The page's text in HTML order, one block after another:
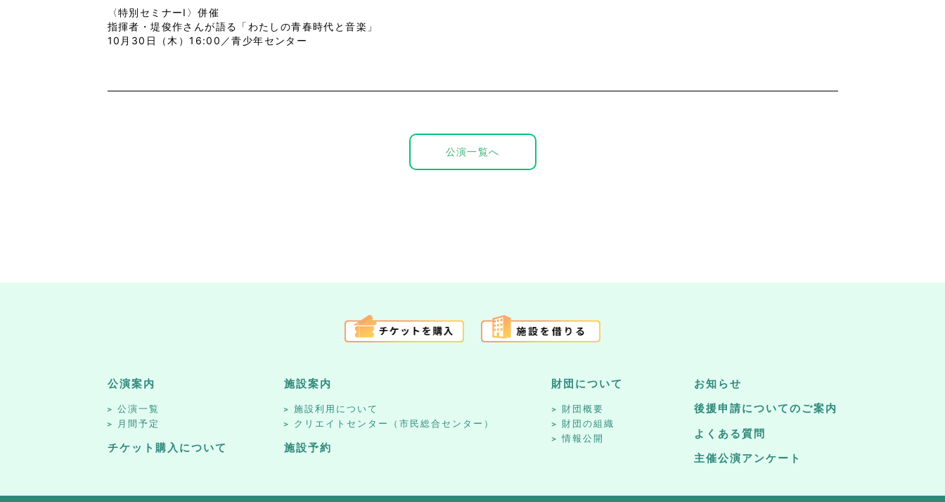
〈特別セミナーⅠ〉併催
指揮者・堤俊作さんが語る「わたしの青春時代と音楽」
10月30日（木）16:00／青少年センター
公演一覧へ
公演案内
公演一覧
月間予定
チケット購入について
施設案内
施設利用について
クリエイトセンター（市民総合センター）
施設予約
財団について
財団概要
財団の組織
情報公開
お知らせ
後援申請についてのご案内
よくある質問
主催公演アンケート